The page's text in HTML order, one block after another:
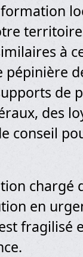
à
pépinière
de
des
conseil
chargé
en
fragilisé